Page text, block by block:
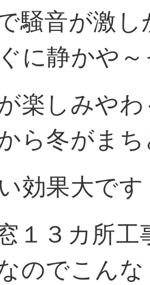
せ
騒音が激
に静かや
楽しみや
ら冬がま
効果大です
１３カ所
のでこん